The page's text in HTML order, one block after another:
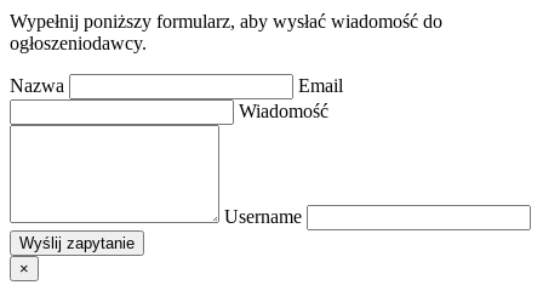
Wypełnij poniższy formularz, aby wysłać wiadomość do
ogłoszeniodawcy.
Nazwa
Email
Wiadomość
Username
×